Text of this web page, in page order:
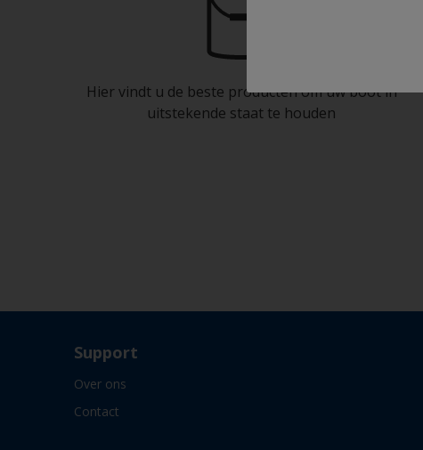
Hier vindt u de beste producten om uw boot in
uitstekende staat te houden
Support
Over ons
Contact